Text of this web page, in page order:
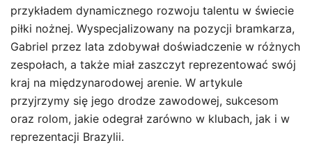
przykładem dynamicznego rozwoju talentu w świecie
piłki nożnej. Wyspecjalizowany na pozycji bramkarza,
Gabriel przez lata zdobywał doświadczenie w różnych
zespołach, a także miał zaszczyt reprezentować swój
kraj na międzynarodowej arenie. W artykule
przyjrzymy się jego drodze zawodowej, sukcesom
oraz rolom, jakie odegrał zarówno w klubach, jak i w
reprezentacji Brazylii.